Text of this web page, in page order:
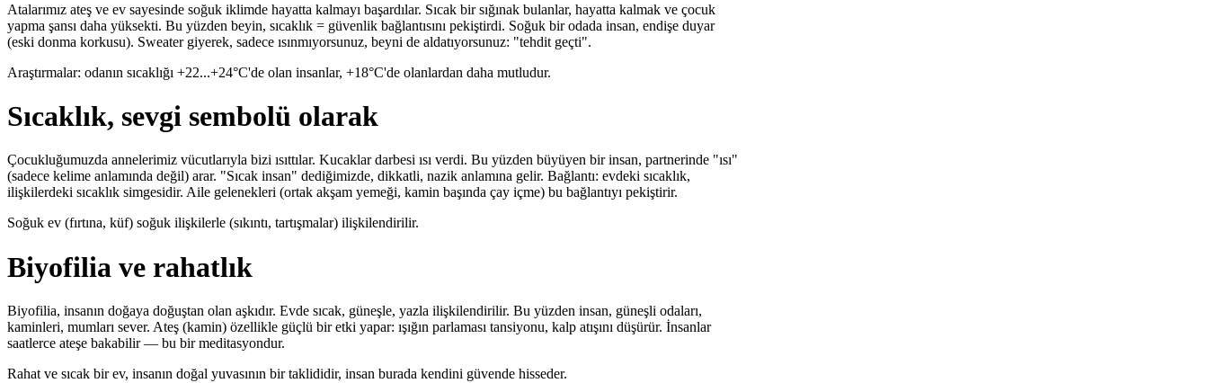
Atalarımız ateş ve ev sayesinde soğuk iklimde hayatta kalmayı başardılar. Sıcak bir sığınak bulanlar, hayatta kalmak ve çocuk
yapma şansı daha yüksekti. Bu yüzden beyin, sıcaklık = güvenlik bağlantısını pekiştirdi. Soğuk bir odada insan, endişe duyar
(eski donma korkusu). Sweater giyerek, sadece ısınmıyorsunuz, beyni de aldatıyorsunuz: "tehdit geçti".
Araştırmalar: odanın sıcaklığı +22...+24°C'de olan insanlar, +18°C'de olanlardan daha mutludur.
Sıcaklık, sevgi sembolü olarak
Çocukluğumuzda annelerimiz vücutlarıyla bizi ısıttılar. Kucaklar darbesi ısı verdi. Bu yüzden büyüyen bir insan, partnerinde "ısı"
(sadece kelime anlamında değil) arar. "Sıcak insan" dediğimizde, dikkatli, nazik anlamına gelir. Bağlantı: evdeki sıcaklık,
ilişkilerdeki sıcaklık simgesidir. Aile gelenekleri (ortak akşam yemeği, kamin başında çay içme) bu bağlantıyı pekiştirir.
Soğuk ev (fırtına, küf) soğuk ilişkilerle (sıkıntı, tartışmalar) ilişkilendirilir.
Biyofilia ve rahatlık
Biyofilia, insanın doğaya doğuştan olan aşkıdır. Evde sıcak, güneşle, yazla ilişkilendirilir. Bu yüzden insan, güneşli odaları,
kaminleri, mumları sever. Ateş (kamin) özellikle güçlü bir etki yapar: ışığın parlaması tansiyonu, kalp atışını düşürür. İnsanlar
saatlerce ateşe bakabilir — bu bir meditasyondur.
Rahat ve sıcak bir ev, insanın doğal yuvasının bir taklididir, insan burada kendini güvende hisseder.